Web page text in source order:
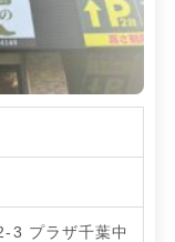
3 プラザ千葉中